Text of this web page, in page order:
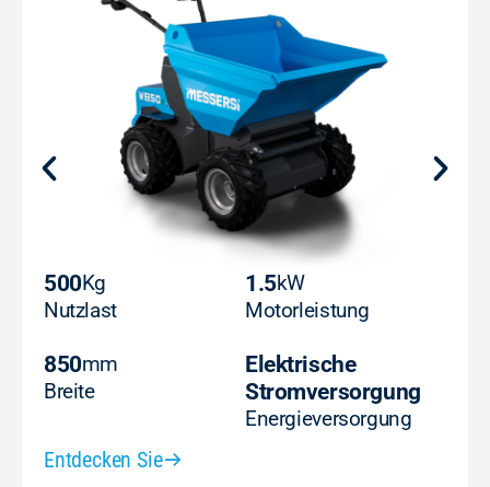
500Kg
Nutzlast
1.5kW
Motorleistung
850mm
Breite
Elektrische
Stromversorgung
Energieversorgung
Entdecken Sie